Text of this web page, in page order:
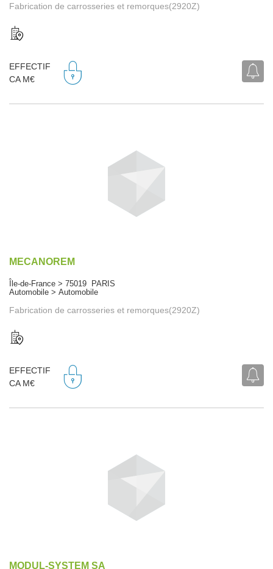
Fabrication de carrosseries et remorques(2920Z)
EFFECTIF
CA M€
MECANOREM
Île-de-France > 75019 PARIS
Automobile > Automobile
Fabrication de carrosseries et remorques(2920Z)
EFFECTIF
CA M€
MODUL-SYSTEM SA